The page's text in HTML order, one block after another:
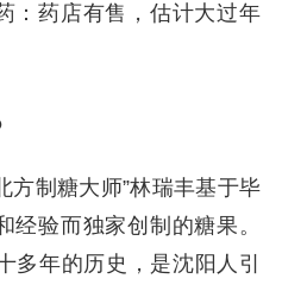
：药店有售，估计大过年
方制糖大师”林瑞丰基于毕
验而独家创制的糖果。
多年的历史，是沈阳人引